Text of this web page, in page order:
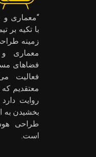
“معماری و
با تکیه بر
زمینه
معماری و
فضاهای
فعالیت
معتقدیم
روایت
بخشیدن به
طراحی
است.